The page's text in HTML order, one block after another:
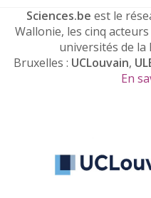
Sciences.be est le
Wallonie, les cinq
universités de la
Bruxelles : UCLouvain,
En